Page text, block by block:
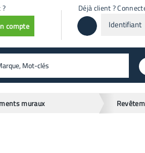
?
compte
Déjà client ?
valider
muraux